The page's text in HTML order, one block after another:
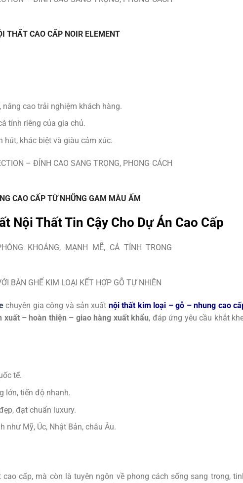
THẤT CAO CẤP NOIR ELEMENT
cao trải nghiệm khách hàng.
tính riêng của gia chủ.
hút, khác biệt và giàu cảm xúc.
CAO CẤP TỪ NHỮNG GAM MÀU ẤM
Nội Thất Tin Cậy Cho Dự Án Cao Cấp
chuyên gia công và sản xuất nội thất kim loại – gỗ – nhung cao
xuất – hoàn thiện – giao hàng xuất khẩu, đáp ứng yêu cầu khắt
tế.
lớn, tiến độ nhanh.
đạt chuẩn luxury.
như Mỹ, Úc, Nhật Bản, châu Âu.
cấp, mà còn là tuyên ngôn về phong cách sống sang trọng,